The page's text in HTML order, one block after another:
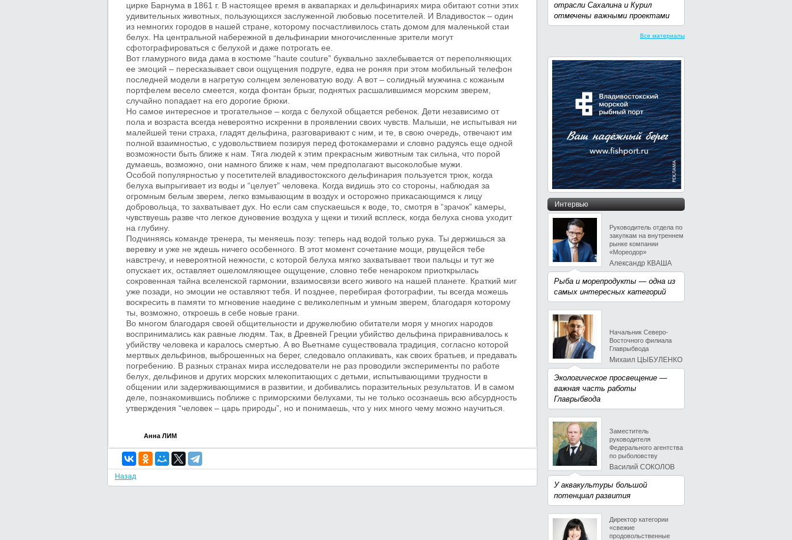
цирке Барнума в 1861 г. В настоящее время в аквапарках и дельфинариях мира обитают сотни этих
удивительных животных, пользующихся заслуженной любовью посетителей. И Владивосток – один
из немногих городов в нашей стране, которому посчастливилось стать домом для маленькой стаи
белух. На центральной набережной в дельфинарии многочисленные зрители могут
сфотографироваться с белухой и даже потрогать ее.
Вот гламурного вида дама в костюме “haute couture” буквально захлебывается от переполняющих
ее эмоций – пересказывает свои ощущения подруге, едва не роняя при этом мобильный телефон
последней модели в нагретую солнцем зеленоватую воду. А вот – солидный мужчина с кожаным
портфелем весело смеется, когда фонтан брызг, поднятых расшалившимся морским зверем,
случайно попадает на его дорогие брюки.
Но самое интересное и трогательное – когда с белухой общается ребенок. Дети независимо от
пола и возраста всегда невероятно искренни в проявлении своих чувств. Малыши, не испытывая ни
малейшей тени страха, гладят дельфина, разговаривают с ним, и те, в свою очередь, отвечают им
полной взаимностью, с удовольствием позируя перед фотокамерами и словно радуясь еще одной
возможности быть ближе к нам. Тяга людей к этим прекрасным животным так сильна, что порой
думаешь, возможно, они намного ближе к нам, чем предполагают высоколобые мужи.
Особой популярностью у посетителей владивостокского дельфинария пользуется трюк, когда
белуха выпрыгивает из воды и “целует” человека. Когда видишь это со стороны, наблюдая за
огромным белым зверем, легко взмывающим в воздух и осторожно прикасающимся к лицу
добровольца, то захватывает дух. Но если сам спускаешься к воде, то, смотря в “зрачок” камеры,
чувствуешь разве что легкое дуновение воздуха у щеки и тихий всплеск, когда белуха снова уходит
на глубину.
Подчиняясь команде тренера, ты меняешь позу: теперь над водой только рука. Ты держишься за
веревку и уже не ждешь ничего особенного. В этот момент сочетание мощи, рвущейся тебе
навстречу, и невероятной нежности, с которой белуха мягко захватывает твои пальцы и тут же
опускает их, оставляет ошеломляющее ощущение, словно тебе ненароком приоткрылась
сокровенная тайна вселенской гармонии, взаимосвязи всего живого на нашей планете. Краткий миг
уже позади, но эмоции не оставляют тебя. И позднее, перебирая фотографии, ты всегда можешь
воскресить в памяти то мгновение наедине с великолепным и умным зверем, благодаря которому
ты, возможно, откроешь в себе новые грани.
Во многом благодаря своей общительности и дружелюбию обитатели моря у многих народов
воспринимались как равные людям. Так, в Древней Греции убийство дельфина приравнивалось к
убийству человека и каралось смертью. А во Вьетнаме существовала традиция, согласно которой
мертвых дельфинов, выброшенных на берег, следовало оплакивать, как своих братьев, и предавать
погребению. В разных странах мира исследователи не раз проводили эксперименты по работе
белух, дельфинов и других морских млекопитающих с детьми, испытывающими трудности в
общении или задерживающимися в развитии, и добивались поразительных результатов. И в самом
деле, познакомившись поближе с приморскими белухами, ты не только осознаешь всю абсурдность
утверждения “человек – царь природы”, но и понимаешь, что у них много чему можно научиться.
Анна ЛИМ
Назад
отрасли Сахалина и Курил
отмечены важными проектами
Все материалы
Интервью
Руководитель отдела по
закупкам на внутреннем
рынке компании
«Мореодор»
Александр КВАША
Рыба и морепродукты — одна из
самых интересных категорий
Начальник Северо-
Восточного филиала
Главрыбвода
Михаил ЦЫБУЛЕНКО
Экологическое просвещение —
важная часть работы
Главрыбвода
Заместитель
руководителя
Федерального агентства
по рыболовству
Василий СОКОЛОВ
У аквакультуры большой
потенциал развития
Директор категории
«свежие
продовольственные